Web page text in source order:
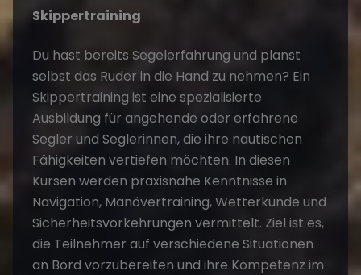
Skippertraining
Du hast bereits Segelerfahrung und planst
selbst das Ruder in die Hand zu nehmen? Ein
Skippertraining ist eine spezialisierte
Ausbildung für angehende oder erfahrene
Segler und Seglerinnen, die ihre nautischen
Fähigkeiten vertiefen möchten. In diesen
Kursen werden praxisnahe Kenntnisse in
Navigation, Manövertraining, Wetterkunde und
Sicherheitsvorkehrungen vermittelt. Ziel ist es,
die Teilnehmer auf verschiedene Situationen
an Bord vorzubereiten und ihre Kompetenz im